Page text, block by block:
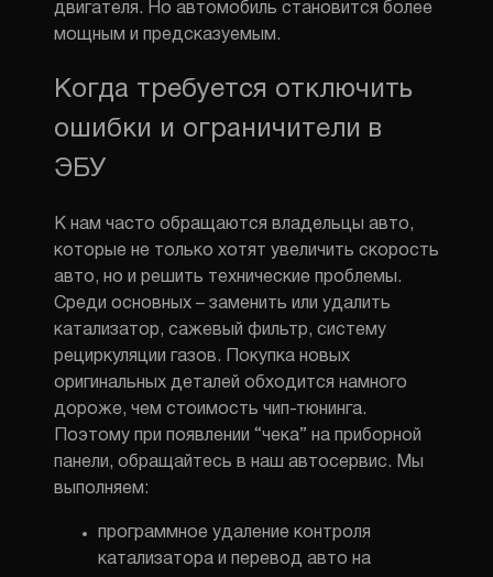
двигателя. Но автомобиль становится более
мощным и предсказуемым.
Когда требуется отключить
ошибки и ограничители в
ЭБУ
К нам часто обращаются владельцы авто,
которые не только хотят увеличить скорость
авто, но и решить технические проблемы.
Среди основных – заменить или удалить
катализатор, сажевый фильтр, систему
рециркуляции газов. Покупка новых
оригинальных деталей обходится намного
дороже, чем стоимость чип-тюнинга.
Поэтому при появлении “чека” на приборной
панели, обращайтесь в наш автосервис. Мы
выполняем:
программное удаление контроля
катализатора и перевод авто на